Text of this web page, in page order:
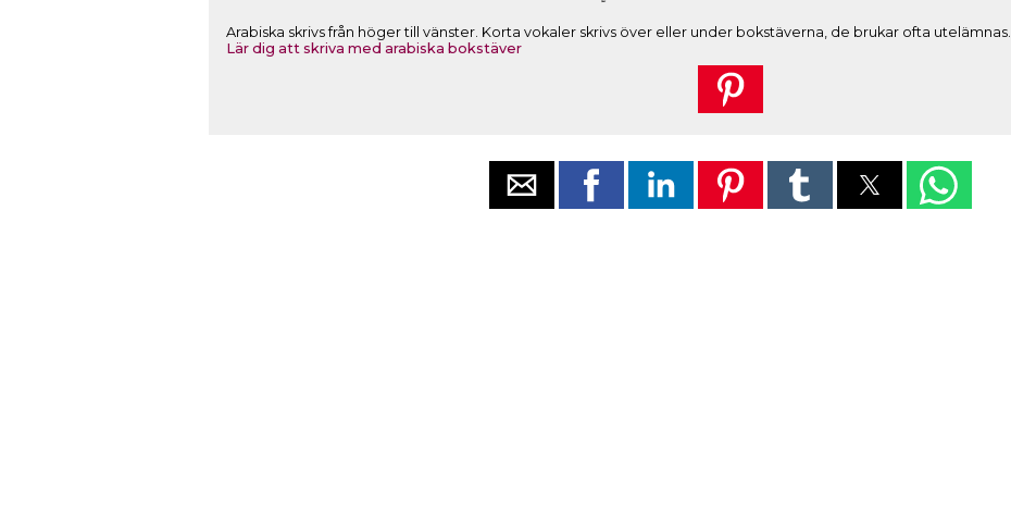
Arabiska skrivs från höger till vänster. Korta vokaler skrivs över eller under bokstäverna, de brukar ofta utelämnas.
Lär dig att skriva med arabiska bokstäver